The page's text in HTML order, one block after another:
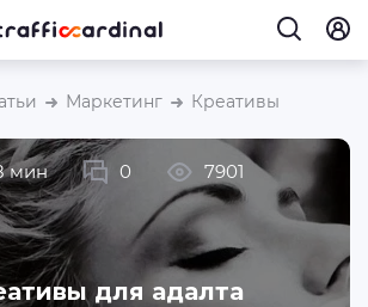
Маркетинг Креативы
для адалта
мин 0 7901